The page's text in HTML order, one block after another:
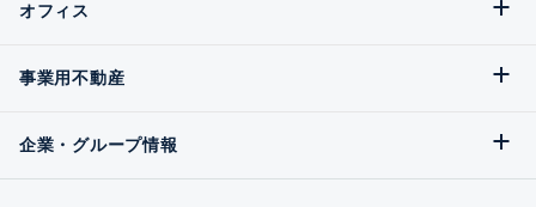
オフィス
事業用不動産
企業・グループ情報